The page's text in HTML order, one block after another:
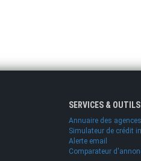
SERVICES &
Annuaire des
Simulateur de crédit
Alerte email
Comparateur